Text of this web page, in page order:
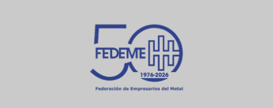
t
)